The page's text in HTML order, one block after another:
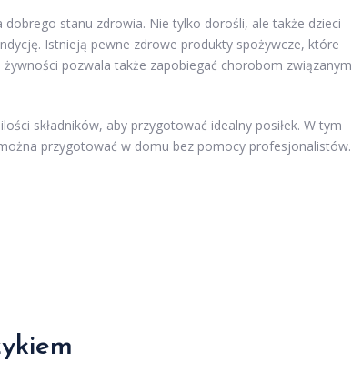
stanu zdrowia. Nie tylko dorośli, ale także dzieci
Istnieją pewne zdrowe produkty spożywcze, które
pozwala także zapobiegać chorobom związanym
składników, aby przygotować idealny posiłek. W tym
przygotować w domu bez pomocy profesjonalistów.